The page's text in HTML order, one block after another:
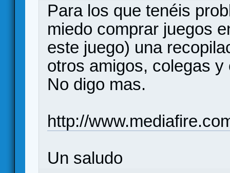
Para los que tenéis
miedo comprar juegos
este juego) una
otros amigos, colegas y
No digo mas.
http://
Un saludo